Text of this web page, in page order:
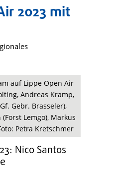
2023 mit
auf Lippe Open Air
Andreas Kramp,
Gebr. Brasseler),
Lemgo), Markus
Petra Kretschmer
Nico Santos